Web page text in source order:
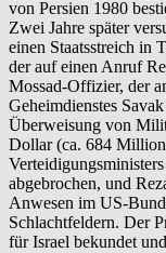
von Persien 1980
Zwei Jahre später
einen Staatsstreich in
der auf einen Anruf
Mossad-Offizier, der
Geheimdienstes
Überweisung von
Dollar (ca. 684
abgebrochen, und
Anwesen im US-
Schlachtfeldern. Der
für Israel bekundet